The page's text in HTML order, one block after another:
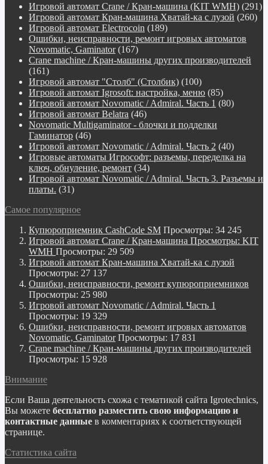
Игровой автомат Crane / Кран-машина (KIT WMH) (291)
Игровой автомат Кран-машина Хватай-ка с лузой (260)
Игровой автомат Electrocoin (189)
Ошибки, неисправности, ремонт игровых автоматов
Novomatic, Gaminator(167)
Crane machine / Кран-машины других производителей
(161)
Игровой автомат "Столб" (Столбик) (100)
Игровой автомат Igrosoft: настройка, меню (85)
Игровой автомат Novomatic / Admiral. Часть 1 (80)
Игровой автомат Belatra (46)
Novomatiс Multigaminator - блочки и подделки
Гаминатор (46)
Игровой автомат Novomatic / Admiral. Часть 2 (40)
Игровые автоматы Игрософт: разъемы, переделка на
ключ, обнуление, ремонт (34)
Игровой автомат Novomatic / Admiral. Часть 3. Разъемы и
платы. (31)
Самое популярное
Купюроприемник CashCode SM Просмотры: 34 245
Игровой автомат Crane / Кран-машина Просмотры: KIT
WMH Просмотры: 29 509
Игровой автомат Кран-машина Хватай-ка с лузой
Просмотры: 27 137
Ошибки, неисправности, ремонт купюроприемников
Просмотры: 25 980
Игровой автомат Novomatic / Admiral. Часть 1
Просмотры: 19 329
Ошибки, неисправности, ремонт игровых автоматов
Novomatic, Gaminator Просмотры: 17 831
Crane machine / Кран-машины других производителей
Просмотры: 15 928
Внимание
Если Ваша деятельность схожа с тематикой сайта Igrotechnics,
Вы можете бесплатно разместить свою информацию и
контактные данные в комментариях к соответствующей
странице.
Статистика сайта